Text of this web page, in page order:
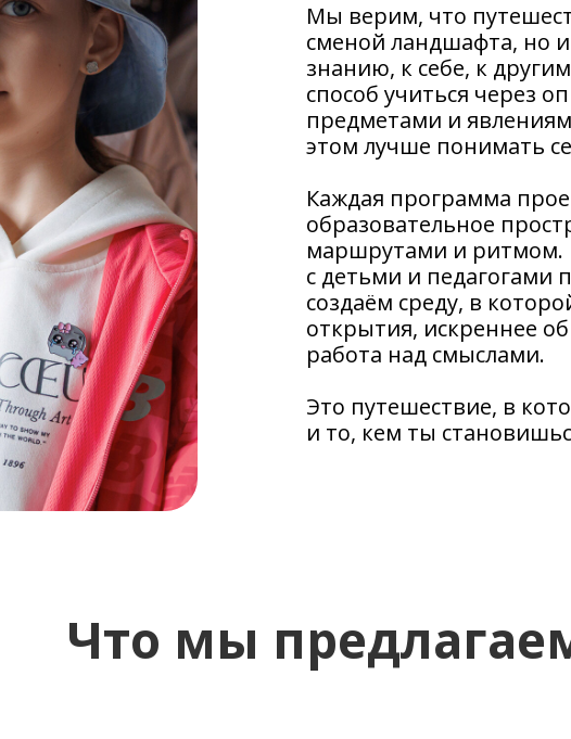
Мы верим, что
сменой ландшафта, но
знанию, к себе, к
способ учиться через
предметами и
этом лучше понимать
Каждая программа
образовательное
маршрутами и ритмом.
с детьми и
создаём среду, в
открытия, искреннее
работа над смыслами.
Это путешествие, в
и то, кем ты
Что мы